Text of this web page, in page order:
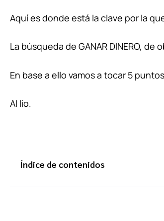
Aquí es donde está la clave por la
La búsqueda de GANAR DINERO, de
En base a ello vamos a tocar 5
Al lio.
Índice de contenidos